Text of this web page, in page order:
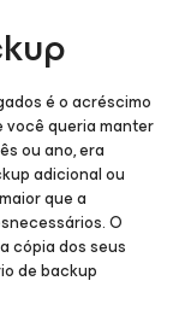
é o acréscimo
você queria manter
ou ano, era
adicional ou
que a
O
cópia dos seus
de backup